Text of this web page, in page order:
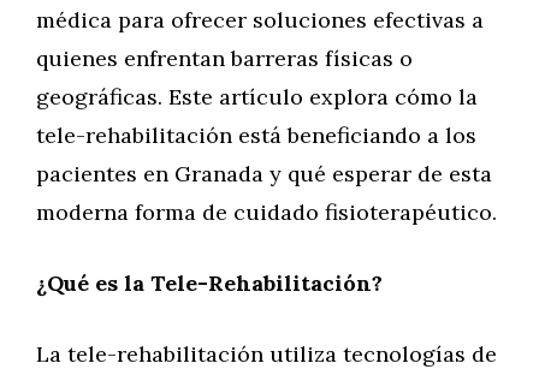
médica para ofrecer soluciones efectivas a
quienes enfrentan barreras físicas o
geográficas. Este artículo explora cómo la
tele-rehabilitación está beneficiando a los
pacientes en Granada y qué esperar de esta
moderna forma de cuidado fisioterapéutico.
¿Qué es la Tele-Rehabilitación?
La tele-rehabilitación utiliza tecnologías de